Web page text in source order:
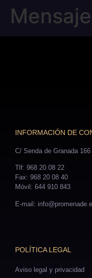
INFORMACIÓN DE
C/ Senda de Granada
Tlf: 968 20 08 22
Fax: 968 20 08 40
Móvil: 644 910 843
E-mail:
POLÍTICA LEGAL
Aviso legal y privacidad